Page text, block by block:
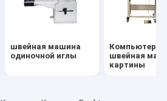
швейная машина
одиночной иглы
швейная
картины